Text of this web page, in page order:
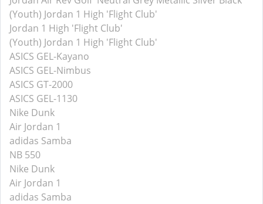
(Youth) Jordan 1 High 'Flight Club'
Jordan 1 High 'Flight Club'
(Youth) Jordan 1 High 'Flight Club'
ASICS GEL-Kayano
ASICS GEL-Nimbus
ASICS GT-2000
ASICS GEL-1130
Nike Dunk
Air Jordan 1
adidas Samba
NB 550
Nike Dunk
Air Jordan 1
adidas Samba